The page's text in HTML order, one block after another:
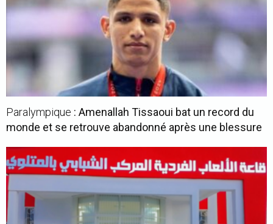
Paralympique : Amenallah Tissaoui bat un record du
monde et se retrouve abandonné après une blessure